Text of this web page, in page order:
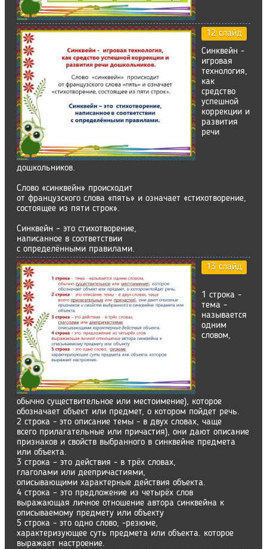
12 слайд
Синквейн -
игровая
технология,
как
средство
успешной
коррекции и
развития
речи
дошкольников.
Слово «синквейн» происходит
от французского слова «пять» и означает «стихотворение,
состоящее из пяти строк».
Синквейн – это стихотворение,
написанное в соответствии
с определёнными правилами.
13 слайд
1 строка -
тема -
называется
одним
словом,
обычно существительное или местоимение), которое
обозначает объект или предмет, о котором пойдет речь.
2 строка - это описание темы - в двух словах, чаще
всего прилагательные или причастия), они дают описание
признаков и свойств выбранного в синквейне предмета
или объекта.
3 строка – это действия - в трёх словах,
глаголами или деепричастиями,
описывающими характерные действия объекта.
4 строка – это предложение из четырёх слов
выражающая личное отношение автора синквейна к
описываемому предмету или объекту
5 строка - это одно слово, -резюме,
характеризующее суть предмета или объекта. которое
выражает настроение.